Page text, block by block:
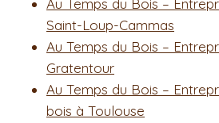
Au Temps du Bois –
Saint-Loup-Cammas
Au Temps du Bois –
Gratentour
Au Temps du Bois –
bois à Toulouse